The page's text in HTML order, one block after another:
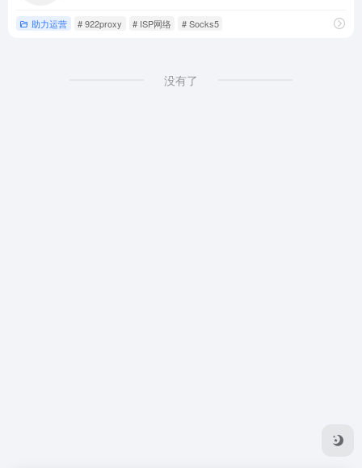
助力运营 # 922proxy # ISP网络 # Socks5
没有了